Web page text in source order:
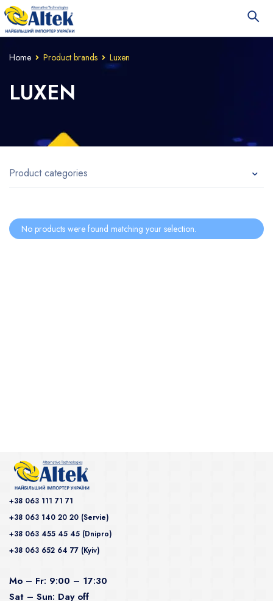
Home Product brands Luxen
LUXEN
Product categories
No products were found matching your selection.
+38 063 111 71 71
+38 063 140 20 20 (Servie)
+38 063 455 45 45 (Dnipro)
+38 063 652 64 77 (Kyiv)
Mo – Fr: 9:00 – 17:30
Sat – Sun: Day off